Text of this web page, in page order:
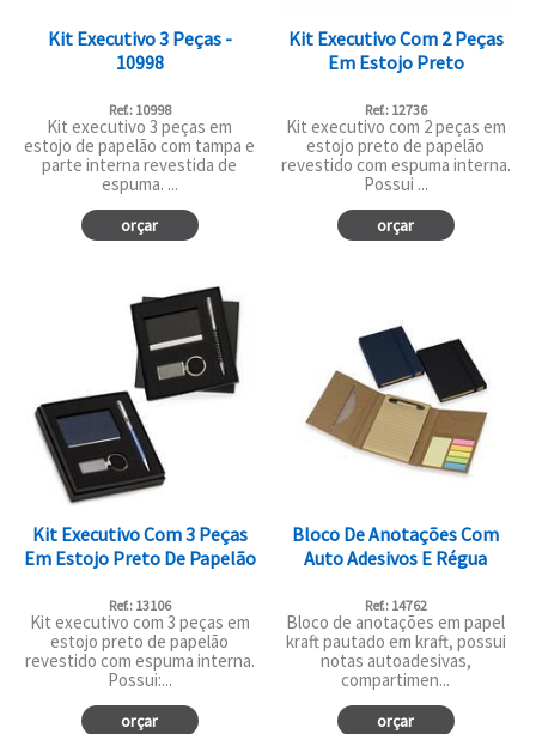
Kit Executivo 3 Peças -
10998
Ref.: 10998
Kit executivo 3 peças em
estojo de papelão com tampa e
parte interna revestida de
espuma. ...
orçar
Kit Executivo Com 2 Peças
Em Estojo Preto
Ref.: 12736
Kit executivo com 2 peças em
estojo preto de papelão
revestido com espuma interna.
Possui ...
orçar
Kit Executivo Com 3 Peças
Em Estojo Preto De Papelão
Ref.: 13106
Kit executivo com 3 peças em
estojo preto de papelão
revestido com espuma interna.
Possui:...
orçar
Bloco De Anotações Com
Auto Adesivos E Régua
Ref.: 14762
Bloco de anotações em papel
kraft pautado em kraft, possui
notas autoadesivas,
compartimen...
orçar